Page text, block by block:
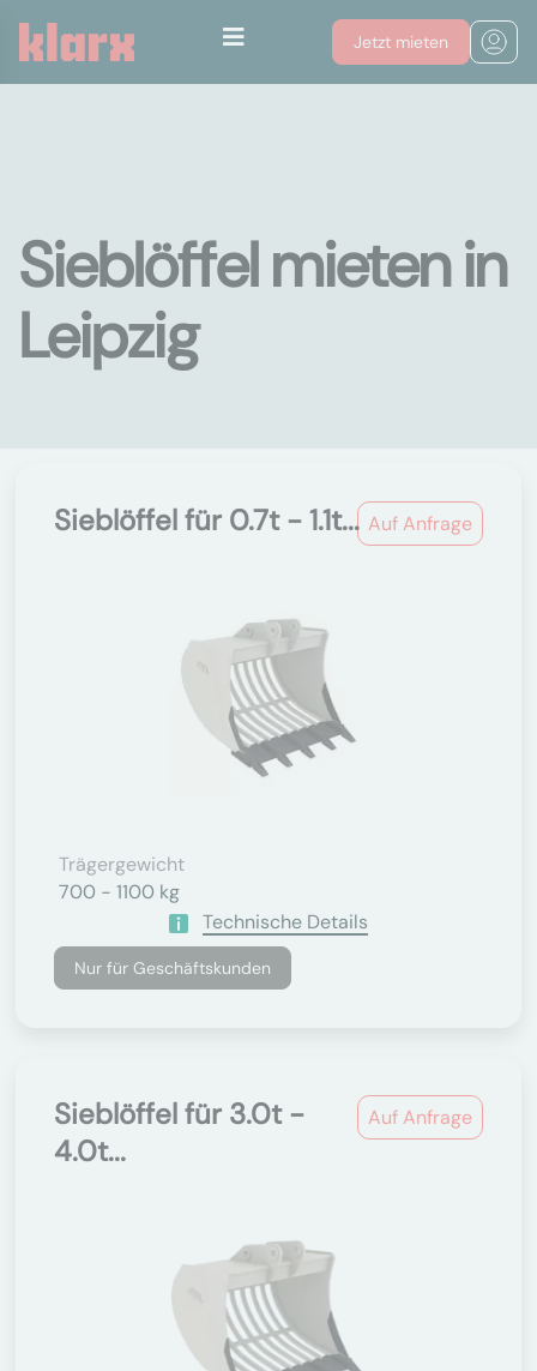
Jetzt mieten
Sieblöffel mieten in
Leipzig
Auf Anfrage
Sieblöffel für 0.7t - 1.1t...
Trägergewicht
700 - 1100 kg
Technische Details
Nur für Geschäftskunden
Auf Anfrage
Sieblöffel für 3.0t -
4.0t...